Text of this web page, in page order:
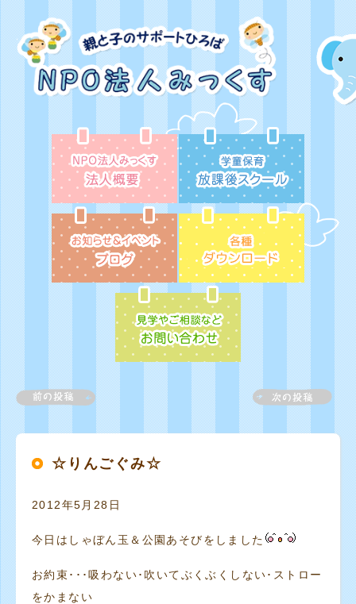
☆りんごぐみ☆
2012年5月28日
今日はしゃぼん玉＆公園あそびをしました
お約束･･･吸わない･吹いてぶくぶくしない･ストロー
をかまない